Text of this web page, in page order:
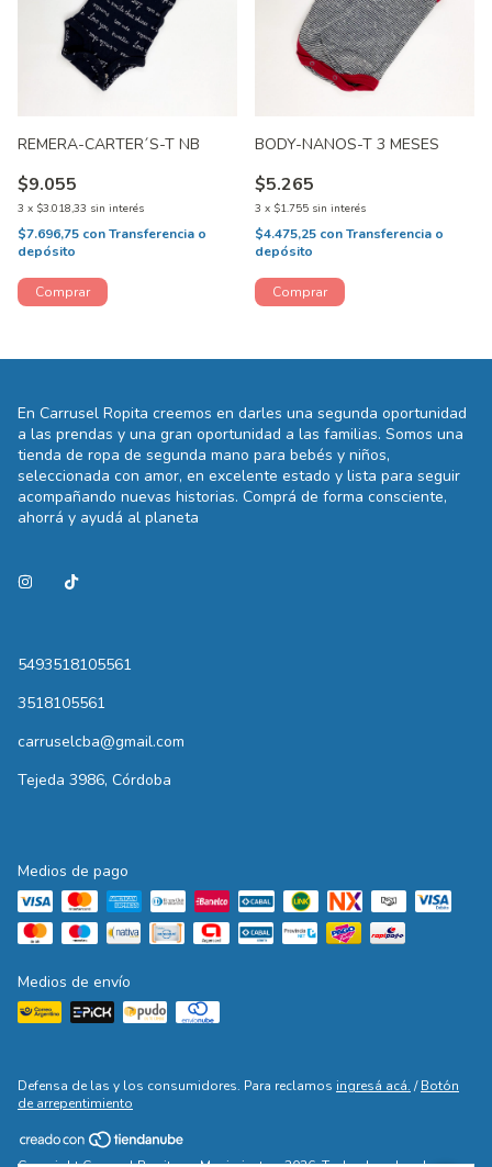
REMERA-CARTER´S-T NB
$9.055
3 x $3.018,33 sin interés
$7.696,75 conTransferencia o
depósito
BODY-NANOS-T 3 MESES
$5.265
3 x $1.755 sin interés
$4.475,25 conTransferencia o
depósito
En Carrusel Ropita creemos en darles una segunda oportunidad
a las prendas y una gran oportunidad a las familias. Somos una
tienda de ropa de segunda mano para bebés y niños,
seleccionada con amor, en excelente estado y lista para seguir
acompañando nuevas historias. Comprá de forma consciente,
ahorrá y ayudá al planeta
5493518105561
3518105561
carruselcba@gmail.com
Tejeda 3986, Córdoba
Medios de pago
Medios de envío
Defensa de las y los consumidores. Para reclamos ingresá acá. / Botón
de arrepentimiento